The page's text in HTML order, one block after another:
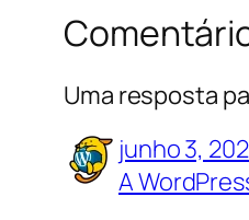
Uma resposta
junho 3,
A